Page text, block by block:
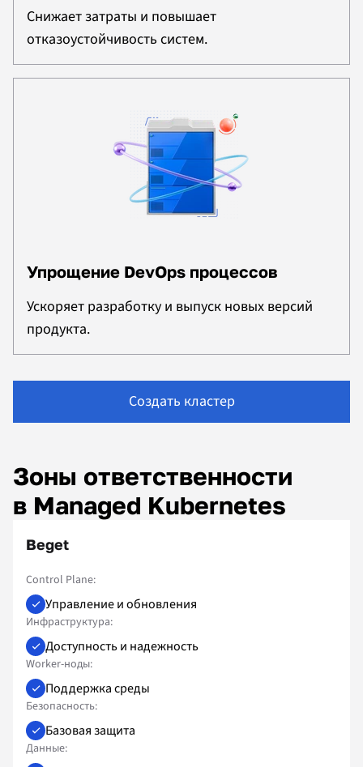
Снижает затраты и повышает
отказоустойчивость систем.
Упрощение DevOps процессов
Ускоряет разработку и выпуск новых версий
продукта.
Создать кластер
Зоны ответственности
в Managed Kubernetes
Beget
Control Plane:
Управление и обновления
Инфраструктура:
Доступность и надежность
Worker-ноды:
Поддержка среды
Безопасность:
Базовая защита
Данные: